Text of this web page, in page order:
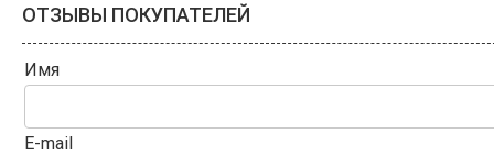
ОТЗЫВЫ ПОКУПАТЕЛЕЙ
Имя
E-mail